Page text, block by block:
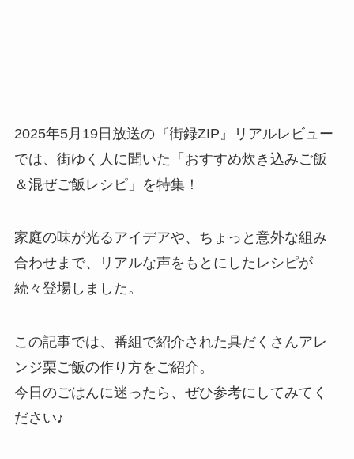
2025年5月19日放送の『街録ZIP』リアルレビュー
では、街ゆく人に聞いた「おすすめ炊き込みご飯
＆混ぜご飯レシピ」を特集！
家庭の味が光るアイデアや、ちょっと意外な組み
合わせまで、リアルな声をもとにしたレシピが
続々登場しました。
この記事では、番組で紹介された具だくさんアレ
ンジ栗ご飯の作り方をご紹介。
今日のごはんに迷ったら、ぜひ参考にしてみてく
ださい♪